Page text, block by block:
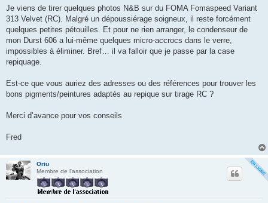
g
Je viens de tirer quelques photos N&B sur du FOMA Fomaspeed Variant
313 Velvet (RC). Malgré un dépoussiérage soigneux, il reste forcément
quelques petites pétouilles. Et pour ne rien arranger, le condenseur de
mon Durst 606 a lui‑même quelques micro‑accrocs dans le verre,
impossibles à éliminer. Bref… il va falloir que je passe par la case
repiquage.
Est‑ce que vous auriez des adresses ou des références pour trouver les
bons pigments/peintures adaptés au repique sur tirage RC ?
Merci d’avance pour vos conseils
Fred
Oriu
Membre de l'association